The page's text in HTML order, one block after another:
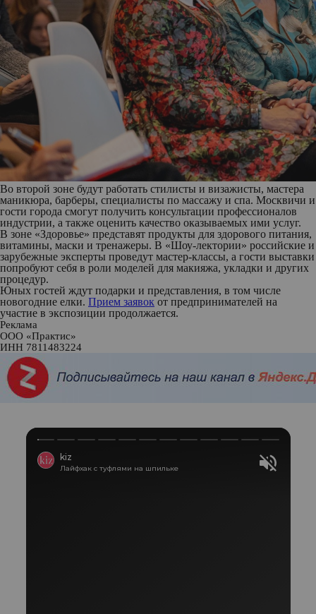
Во второй зоне будут работать стилисты и визажисты, мастера
маникюра, барберы, специалисты по массажу и спа. Москвичи и
гости города смогут получить консультации профессионалов
индустрии, а также оценить качество оказываемых ими услуг.
В зоне «Здоровье» представят продукты для здорового питания,
витамины, маски и тренажеры. В «Шоу-лектории» российские и
зарубежные эксперты проведут мастер-классы, а гости выставки
попробуют себя в роли моделей для макияжа, укладки и других
процедур.
Юных гостей ждут подарки и представления, в том числе
новогодние елки. Прием заявок от предпринимателей на
участие в экспозиции продолжается.
Реклама
ООО «Практис»
ИНН 7811483224